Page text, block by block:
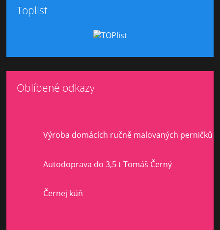
Toplist
Oblíbené odkazy
Výroba domácích ručně malovaných perničků
Autodoprava do 3,5 t Tomáš Černý
Černej kůň